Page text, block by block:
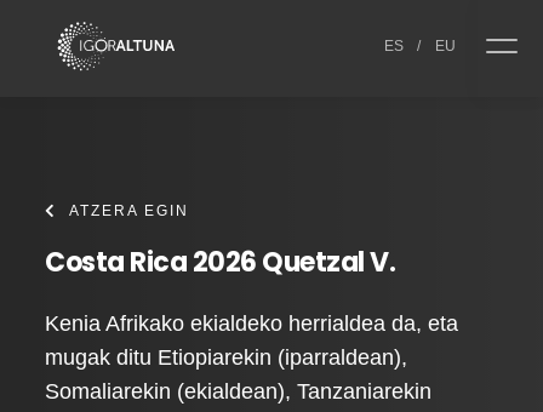
ES / EU
ATZERA EGIN
Costa Rica 2026 Quetzal V.
Kenia Afrikako ekialdeko herrialdea da, eta
mugak ditu Etiopiarekin (iparraldean),
Somaliarekin (ekialdean), Tanzaniarekin